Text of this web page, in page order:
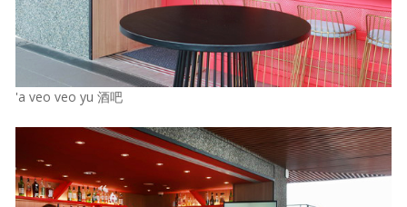
'a veo veo yu 酒吧